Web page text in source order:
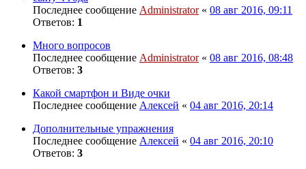
Последнее сообщение Administrator« 08 авг 2016, 09:11
Ответов: 1
Много вопросов
Последнее сообщение Administrator« 08 авг 2016, 08:48
Ответов: 3
Какой смартфон и Виде очки
Последнее сообщение Алексей « 04 авг 2016, 20:14
Дополнительные упражнения
Последнее сообщение Алексей « 04 авг 2016, 20:10
Ответов: 3